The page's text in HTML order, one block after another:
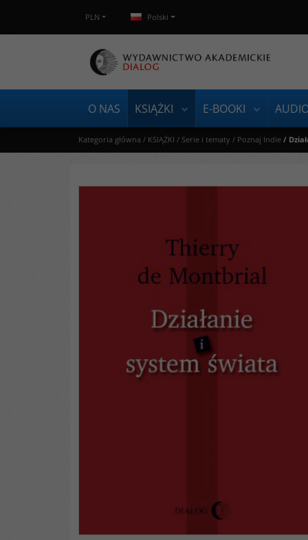
PLN Polski
O NAS KSIĄŻKI E-BOOKI
Kategoria główna / KSIĄŻKI / Serie i tematy / Poznaj Indie /